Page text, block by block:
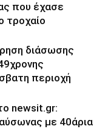
που έχασε
τροχαίο
διάσωσης
περιοχή
newsit.gr:
με 40άρια